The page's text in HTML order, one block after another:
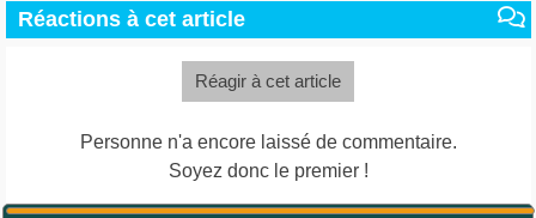
Réactions à cet article
Réagir à cet article
Personne n'a encore laissé de commentaire.
Soyez donc le premier !